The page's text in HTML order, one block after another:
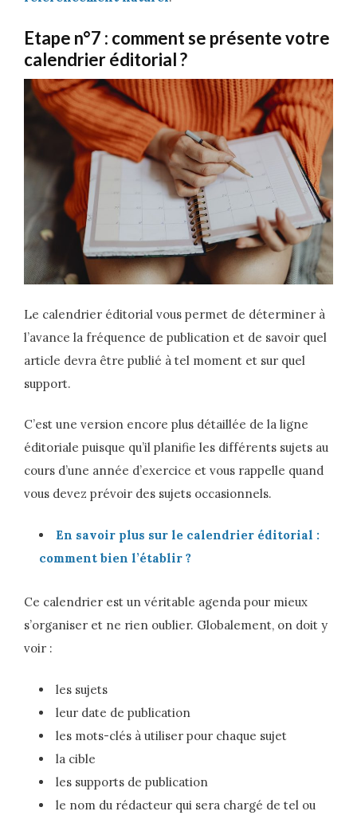
Etape n°7 : comment se présente votre
calendrier éditorial ?
Le calendrier éditorial vous permet de déterminer à
l’avance la fréquence de publication et de savoir quel
article devra être publié à tel moment et sur quel
support.
C’est une version encore plus détaillée de la ligne
éditoriale puisque qu’il planifie les différents sujets au
cours d’une année d’exercice et vous rappelle quand
vous devez prévoir des sujets occasionnels.
En savoir plus sur le calendrier éditorial :
comment bien l’établir ?
Ce calendrier est un véritable agenda pour mieux
s’organiser et ne rien oublier. Globalement, on doit y
voir :
les sujets
leur date de publication
les mots-clés à utiliser pour chaque sujet
la cible
les supports de publication
le nom du rédacteur qui sera chargé de tel ou